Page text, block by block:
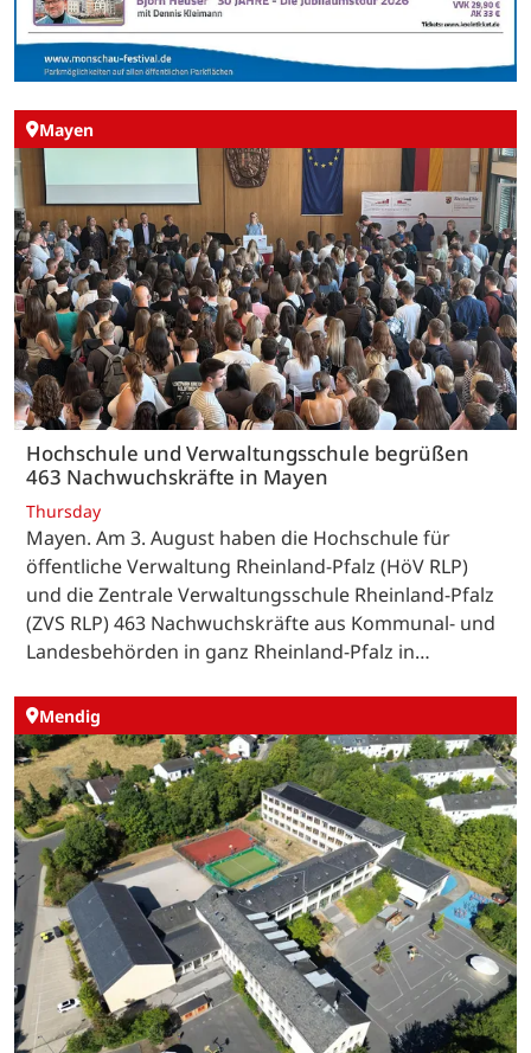
Mayen
Hochschule und Verwaltungsschule begrüßen
463 Nachwuchskräfte in Mayen
Thursday
Mayen. Am 3. August haben die Hochschule für
öffentliche Verwaltung Rheinland-Pfalz (HöV RLP)
und die Zentrale Verwaltungsschule Rheinland-Pfalz
(ZVS RLP) 463 Nachwuchskräfte aus Kommunal- und
Landesbehörden in ganz Rheinland-Pfalz in…
Mendig